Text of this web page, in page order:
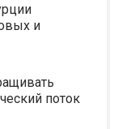
и
поток